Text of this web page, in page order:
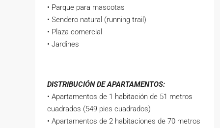
• Parque para mascotas
• Sendero natural (running trail)
• Plaza comercial
• Jardines
DISTRIBUCIÓN DE APARTAMENTOS:
• Apartamentos de 1 habitación de 51 metros
cuadrados (549 pies cuadrados)
• Apartamentos de 2 habitaciones de 70 metros